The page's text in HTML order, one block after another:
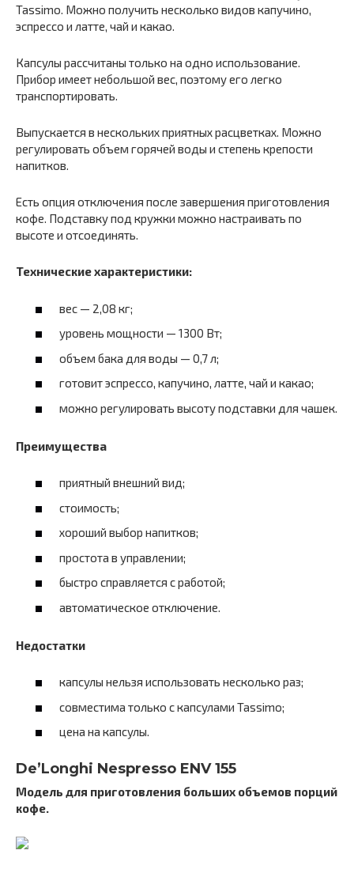
Tassimo. Можно получить несколько видов капучино,
эспрессо и латте, чай и какао.
Капсулы рассчитаны только на одно использование.
Прибор имеет небольшой вес, поэтому его легко
транспортировать.
Выпускается в нескольких приятных расцветках. Можно
регулировать объем горячей воды и степень крепости
напитков.
Есть опция отключения после завершения приготовления
кофе. Подставку под кружки можно настраивать по
высоте и отсоединять.
Технические характеристики:
вес — 2,08 кг;
уровень мощности — 1300 Вт;
объем бака для воды — 0,7 л;
готовит эспрессо, капучино, латте, чай и какао;
можно регулировать высоту подставки для чашек.
Преимущества
приятный внешний вид;
стоимость;
хороший выбор напитков;
простота в управлении;
быстро справляется с работой;
автоматическое отключение.
Недостатки
капсулы нельзя использовать несколько раз;
совместима только с капсулами Tassimo;
цена на капсулы.
De’Longhi Nespresso ENV 155
Модель для приготовления больших объемов порций
кофе.